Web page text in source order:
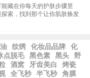
藏在你每天的护肤步骤里
索，找到那个让你肌肤焕发
纹绣 化妆品品牌
化
点脱毛 黑色素 黑头
野
酒窝 牙齿美白
烤瓷
全飞秒 半飞秒
角膜